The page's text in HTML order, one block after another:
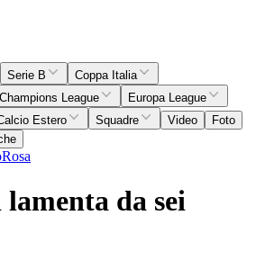
Serie B
Coppa Italia
Champions League
Europa League
Estero Squadre Video
Foto
Rosa
da sei